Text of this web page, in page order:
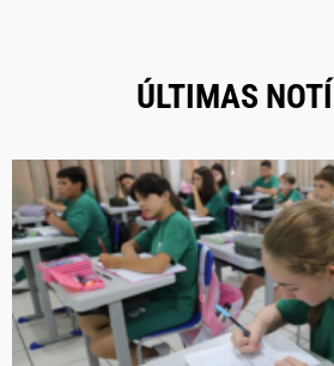
ÚLTIMAS